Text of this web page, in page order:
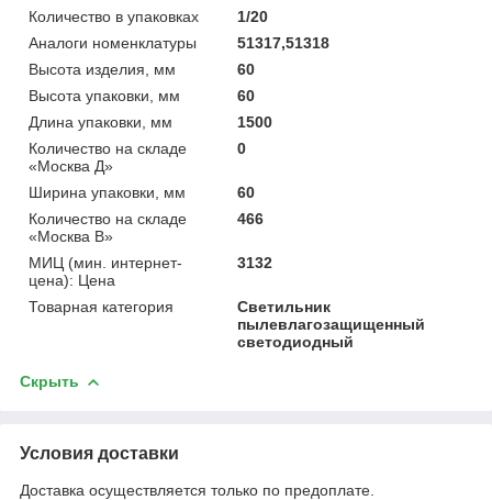
Количество в упаковках
1/20
Аналоги номенклатуры
51317,51318
Высота изделия, мм
60
Высота упаковки, мм
60
Длина упаковки, мм
1500
Количество на складе
«Москва Д»
0
Ширина упаковки, мм
60
Количество на складе
«Москва В»
466
МИЦ (мин. интернет-
цена): Цена
3132
Товарная категория
Светильник
пылевлагозащищенный
светодиодный
Скрыть
Условия доставки
Доставка осуществляется только по предоплате.